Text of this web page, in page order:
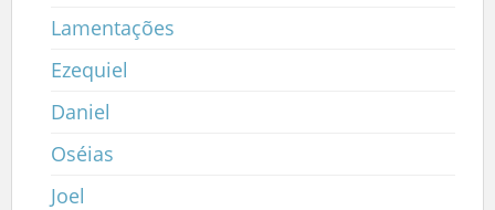
Lamentações
Ezequiel
Daniel
Oséias
Joel